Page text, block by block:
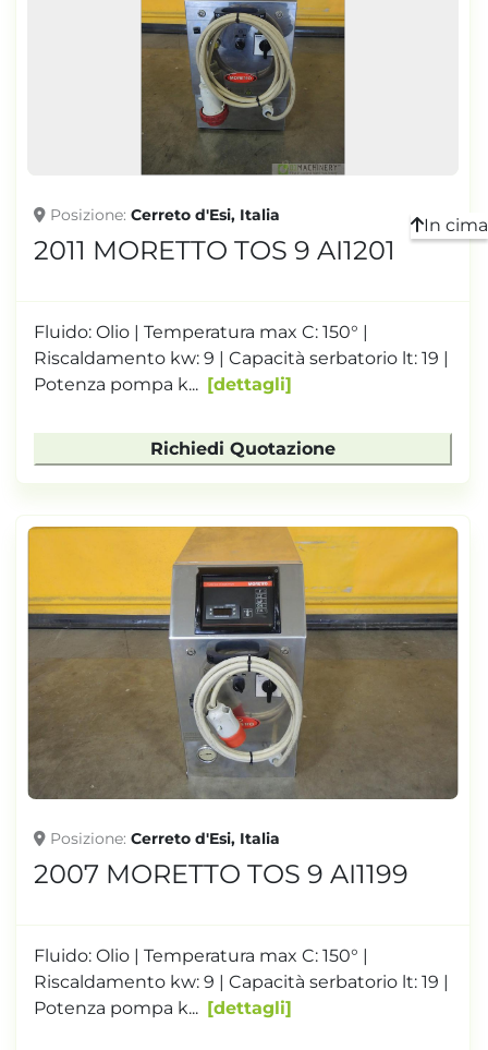
Posizione Cerreto d'Esi, Italia
2011 MORETTO TOS 9 AI1201
Fluido: Olio | Temperatura max C: 150° |
Riscaldamento kw: 9 | Capacità serbatorio lt: 19 |
Potenza pompa k...
dettagli
Richiedi Quotazione
Posizione Cerreto d'Esi, Italia
2007 MORETTO TOS 9 AI1199
Fluido: Olio | Temperatura max C: 150° |
Riscaldamento kw: 9 | Capacità serbatorio lt: 19 |
Potenza pompa k...
dettagli
In cima